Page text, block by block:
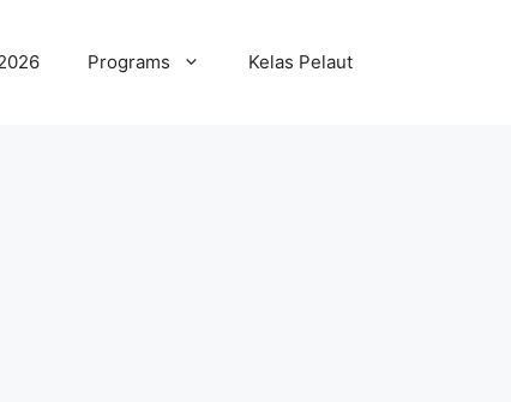
Programs Kelas Pelaut